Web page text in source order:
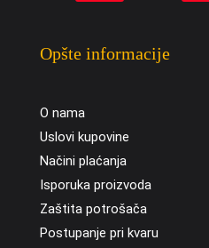
Opšte informacije
O nama
Uslovi kupovine
Načini plaćanja
Isporuka proizvoda
Zaštita potrošača
Postupanje pri kvaru